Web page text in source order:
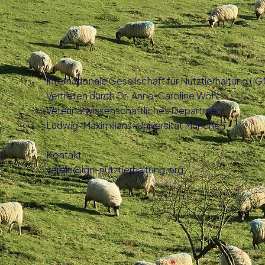
Internationale Gesellschaft für Nutztierhaltung
Vertreten durch Dr. Anna-Caroline Wöhr
Veterinärwissenschaftliches Department
Ludwig-Maximilians-Universität München
Kontakt
verein@ign-nutztierhaltung.org